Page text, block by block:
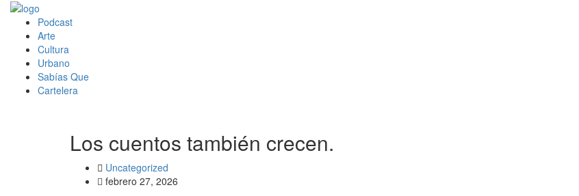
Podcast
Arte
Cultura
Urbano
Sabías Que
Cartelera
Los cuentos también crecen.
Uncategorized
febrero 27, 2026